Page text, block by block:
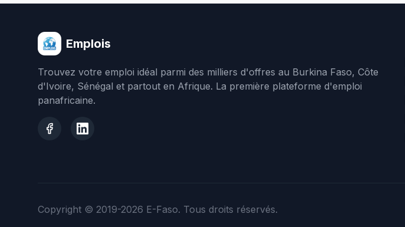
Emplois
Trouvez votre emploi idéal parmi des milliers d'offres au Burkina Faso, Côte
d'Ivoire, Sénégal et partout en Afrique. La première plateforme d'emploi
panafricaine.
Copyright © 2019-2026 E-Faso. Tous droits réservés.